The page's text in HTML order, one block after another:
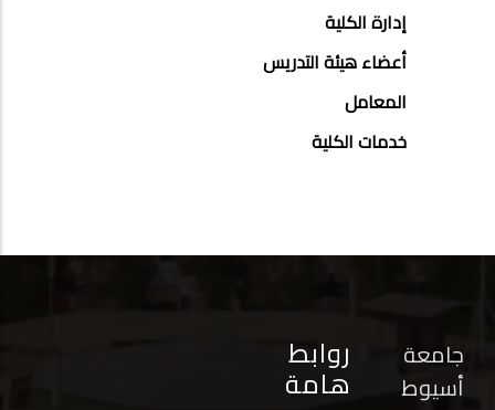
إدارة الكلية
أعضاء هيئة التدريس
المعامل
خدمات الكلية
جامعة
أسيوط
روابط
هامة